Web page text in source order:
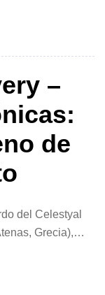
–
de
del Celestyal
Grecia),
de 4 días
las Islas